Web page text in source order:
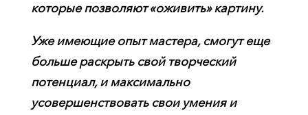
которые позволяют «оживить» картину.
Уже имеющие опыт мастера, смогут еще
больше раскрыть свой творческий
потенциал, и максимально
усовершенствовать свои умения и